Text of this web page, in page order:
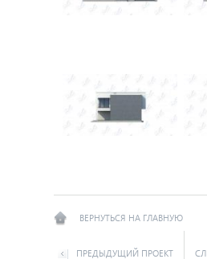
ВЕРНУТЬСЯ НА ГЛАВНУЮ
ПРЕДЫДУЩИЙ ПРОЕКТ